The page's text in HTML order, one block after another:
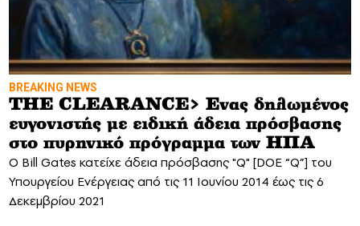
BREAKING NEWS
THE CLEARANCE> Eνας δηλωμένος
ευγονιστής με ειδική άδεια πρόσβασης
στο πυρηνικό πρόγραμμα των ΗΠΑ
O Bill Gates κατείχε άδεια πρόσβασης "Q" [DOE “Q”] του
Υπουργείου Ενέργειας από τις 11 Ιουνίου 2014 έως τις 6
Δεκεμβρίου 2021